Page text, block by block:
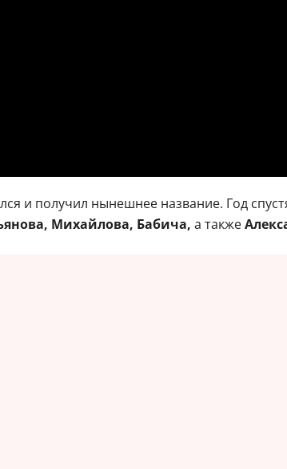
и получил нынешнее название. Год
Михайлова, Бабича, а также